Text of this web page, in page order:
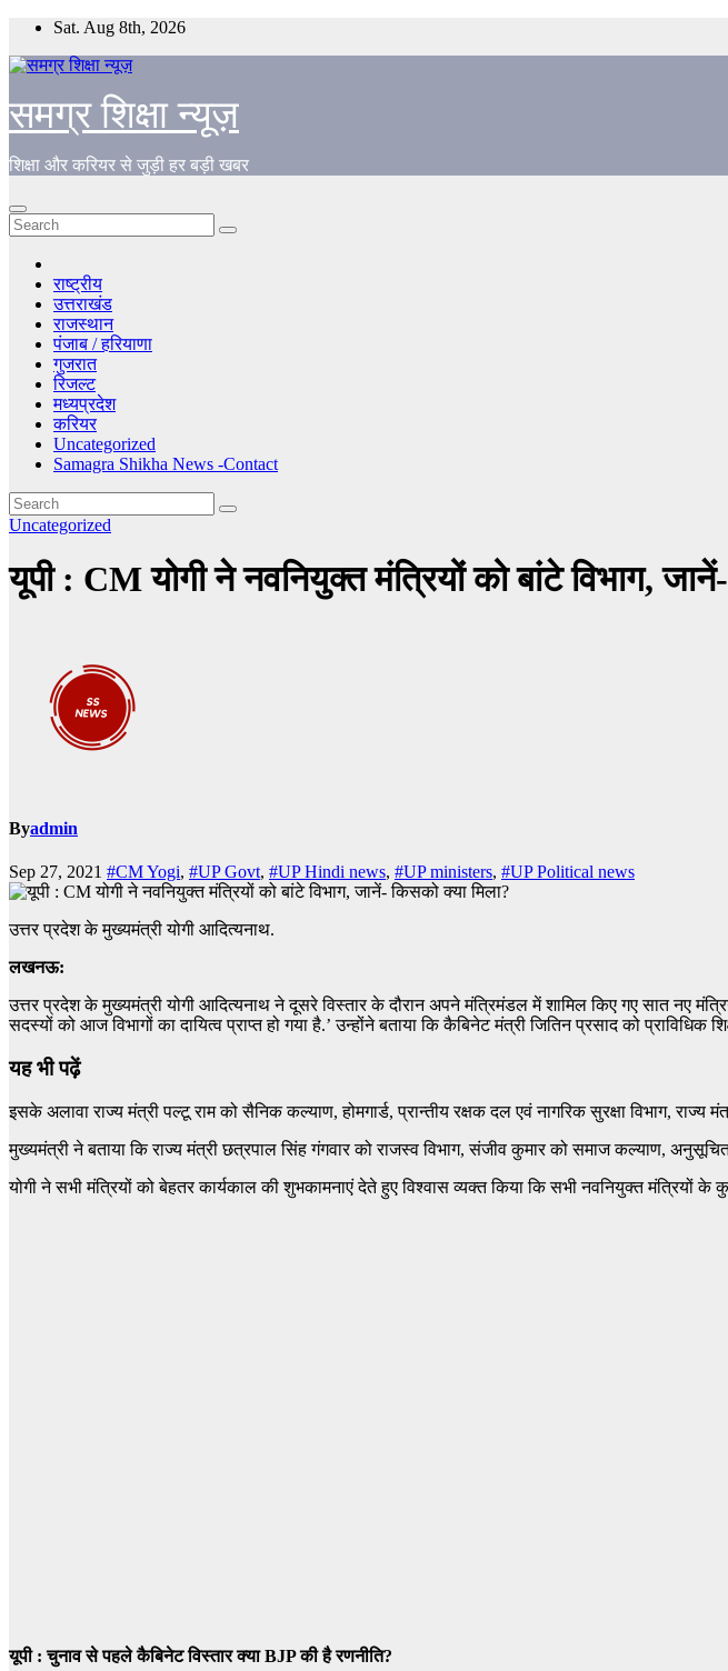
Skip
content
Sat. Aug 8th, 2026
समग्र शिक्षा न्यूज़
शिक्षा और करियर से जुड़ी हर बड़ी खबर
राष्ट्रीय
उत्तराखंड
राजस्थान
पंजाब / हरियाणा
गुजरात
रिजल्ट
मध्यप्रदेश
करियर
Uncategorized
Samagra Shikha News -Contact
Uncategorized
यूपी : CM योगी ने नवनियुक्त मंत्रियों को बांटे विभाग,
Byadmin
Sep 27, 2021 #CM Yogi, #UP Govt, #UP Hindi news, #UP ministers, #UP Political news
उत्तर प्रदेश के मुख्यमंत्री योगी आदित्यनाथ.
लखनऊ:
उत्तर प्रदेश के मुख्यमंत्री योगी आदित्यनाथ ने दूसरे विस्तार के दौरान अपने मंत्रिमंडल में शामिल किए गए सात नए
सदस्यों को आज विभागों का दायित्व प्राप्त हो गया है.’ उन्होंने बताया कि कैबिनेट मंत्री जितिन प्रसाद को प्राविधिक
यह भी पढ़ें
इसके अलावा राज्य मंत्री पल्टू राम को सैनिक कल्‍याण, होमगार्ड, प्रान्‍तीय रक्षक दल एवं नागरिक सुरक्षा विभाग, राज्य
मुख्यमंत्री ने बताया कि राज्य मंत्री छत्रपाल सिंह गंगवार को राजस्‍व विभाग, संजीव कुमार को समाज कल्‍याण,
योगी ने सभी मंत्रियों को बेहतर कार्यकाल की शुभकामनाएं देते हुए विश्वास व्यक्त किया कि सभी नवनियुक्त मंत्रियों
यूपी : चुनाव से पहले कैबिनेट विस्तार क्या BJP की है रणनीति?